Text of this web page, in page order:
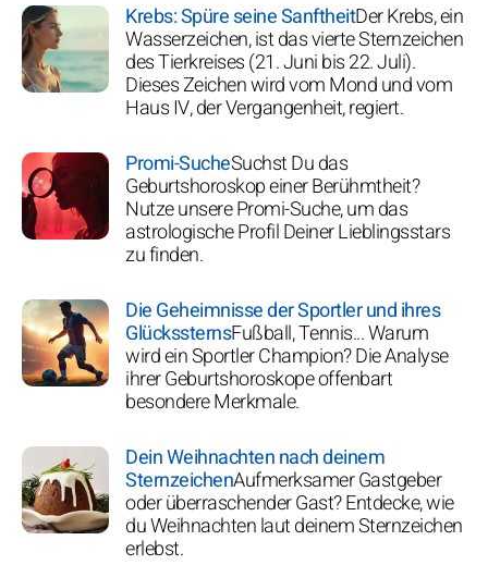
Krebs: Spüre seine SanftheitDer Krebs, ein
Wasserzeichen, ist das vierte Sternzeichen
des Tierkreises (21. Juni bis 22. Juli).
Dieses Zeichen wird vom Mond und vom
Haus IV, der Vergangenheit, regiert.
Promi-SucheSuchst Du das
Geburtshoroskop einer Berühmtheit?
Nutze unsere Promi-Suche, um das
astrologische Profil Deiner Lieblingsstars
zu finden.
Die Geheimnisse der Sportler und ihres
GlückssternsFußball, Tennis... Warum
wird ein Sportler Champion? Die Analyse
ihrer Geburtshoroskope offenbart
besondere Merkmale.
Dein Weihnachten nach deinem
SternzeichenAufmerksamer Gastgeber
oder überraschender Gast? Entdecke, wie
du Weihnachten laut deinem Sternzeichen
erlebst.